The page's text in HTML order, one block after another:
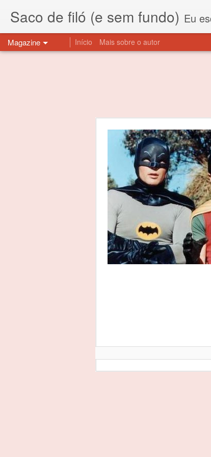
Saco de filó (e sem fundo) Eu escuto esta
Magazine Início Mais sobre o autor